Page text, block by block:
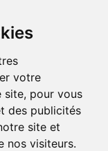
votre
site, pour vous
des publicités
site et
nos visiteurs.